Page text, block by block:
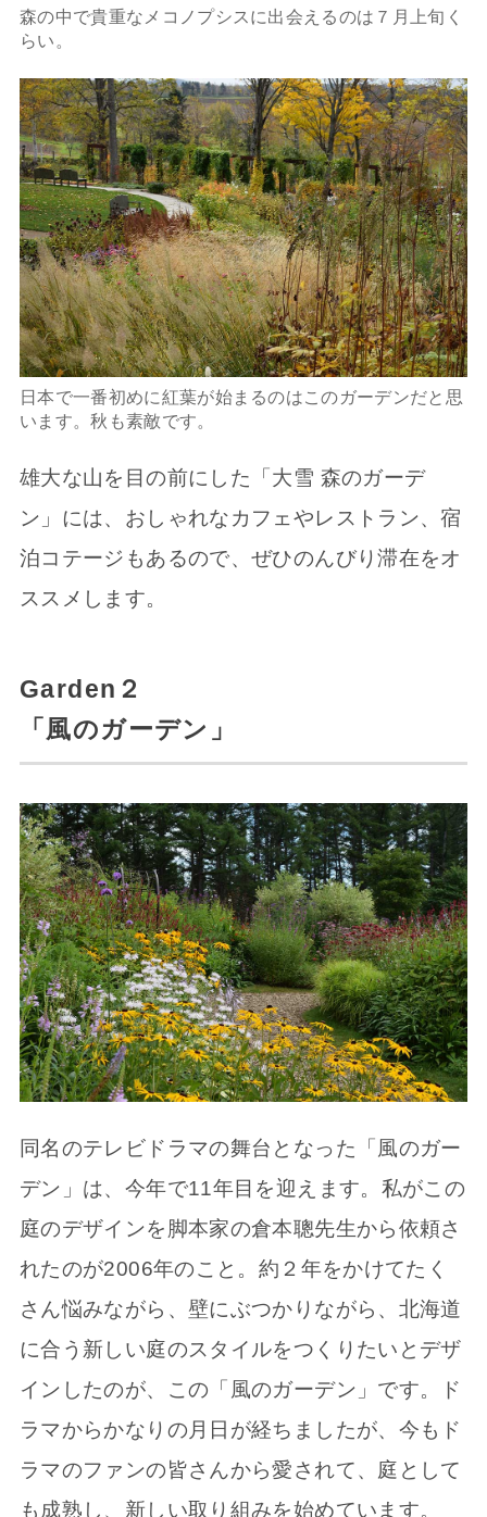
森の中で貴重なメコノプシスに出会えるのは７月上旬く
らい。
日本で一番初めに紅葉が始まるのはこのガーデンだと思
います。秋も素敵です。
雄大な山を目の前にした「大雪 森のガーデ
ン」には、おしゃれなカフェやレストラン、宿
泊コテージもあるので、ぜひのんびり滞在をオ
ススメします。
Garden２
「風のガーデン」
同名のテレビドラマの舞台となった「風のガー
デン」は、今年で11年目を迎えます。私がこの
庭のデザインを脚本家の倉本聰先生から依頼さ
れたのが2006年のこと。約２年をかけてたく
さん悩みながら、壁にぶつかりながら、北海道
に合う新しい庭のスタイルをつくりたいとデザ
インしたのが、この「風のガーデン」です。ド
ラマからかなりの月日が経ちましたが、今もド
ラマのファンの皆さんから愛されて、庭として
も成熟し、新しい取り組みを始めています。